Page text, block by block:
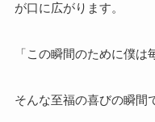
が口に広がります。
「この瞬間のために僕は
そんな至福の喜びの瞬間